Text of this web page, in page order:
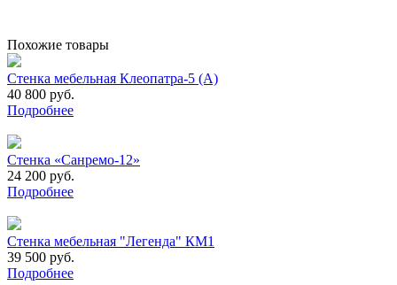
Похожие товары
Стенка мебельная Клеопатра-5 (А)
40 800 руб.
Подробнее
Стенка «Санремо-12»
24 200 руб.
Подробнее
Стенка мебельная "Легенда" КМ1
39 500 руб.
Подробнее